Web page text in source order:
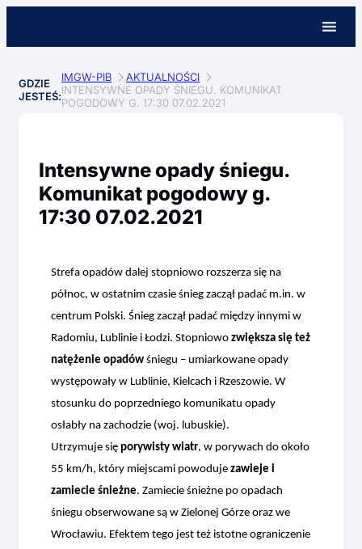
GDZIE
JESTEŚ:
IMGW-PIB
AKTUALNOŚCI
INTENSYWNE OPADY ŚNIEGU. KOMUNIKAT
POGODOWY G. 17:30 07.02.2021
Intensywne opady śniegu.
Komunikat pogodowy g.
17:30 07.02.2021
Strefa opadów dalej stopniowo rozszerza się na
północ, w ostatnim czasie śnieg zaczął padać m.in. w
centrum Polski. Śnieg zaczął padać między innymi w
Radomiu, Lublinie i Łodzi. Stopniowo zwiększa się też
natężenie opadów śniegu – umiarkowane opady
występowały w Lublinie, Kielcach i Rzeszowie. W
stosunku do poprzedniego komunikatu opady
osłabły na zachodzie (woj. lubuskie).
Utrzymuje się porywisty wiatr, w porywach do około
55 km/h, który miejscami powoduje zawieje i
zamiecie śnieżne. Zamiecie śnieżne po opadach
śniegu obserwowane są w Zielonej Górze oraz we
Wrocławiu. Efektem tego jest też istotne ograniczenie